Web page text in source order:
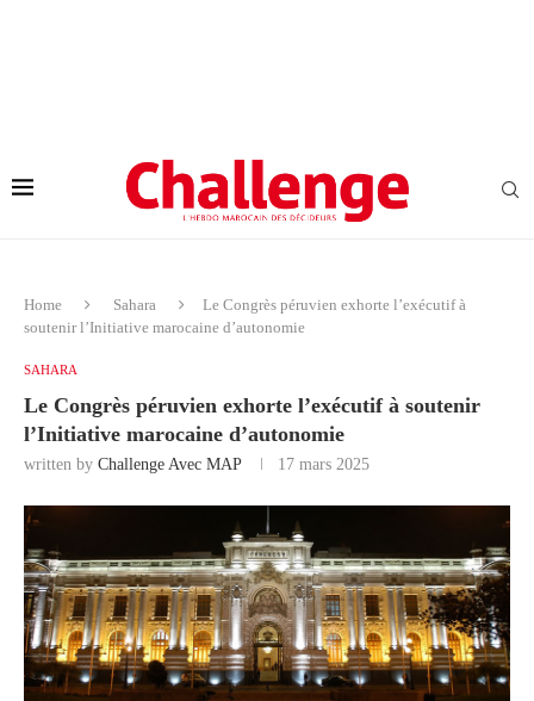
Home Sahara
Le Congrès péruvien exhorte l’exécutif à
soutenir l’Initiative marocaine d’autonomie
SAHARA
Le Congrès péruvien exhorte l’exécutif à soutenir
l’Initiative marocaine d’autonomie
written by Challenge Avec MAP 17 mars 2025